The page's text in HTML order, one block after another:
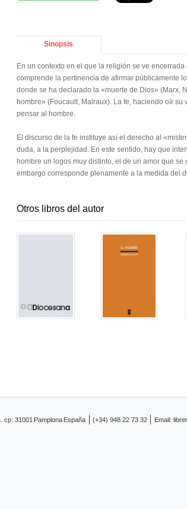
Sinopsis
En un contexto en el que la religión se ve
comprende la pertinencia de afirmar públicamente
donde se ha declarado la «muerte de Dios» (Marx,
hombre» (Foucault, Malraux). La fe, haciendo oír
pensar al hombre.
El discurso de la fe instituye así el derecho al
duda, a la perplejidad. En este sentido, hay que
hombre un logos muy distinto, el de un amor que
embargo corresponde plenamente a la medida del
Otros libros del autor
cp: 31001 Pamplona España (+34) 948 22 73 32 Email: